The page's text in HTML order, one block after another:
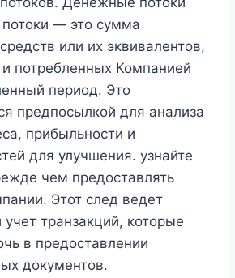
— это сумма
или их эквивалентов,
потребленных Компанией
период. Это
предпосылкой для анализа
прибыльности и
для улучшения. узнайте
чем предоставлять
Этот след ведет
транзакций, которые
в предоставлении
документов.